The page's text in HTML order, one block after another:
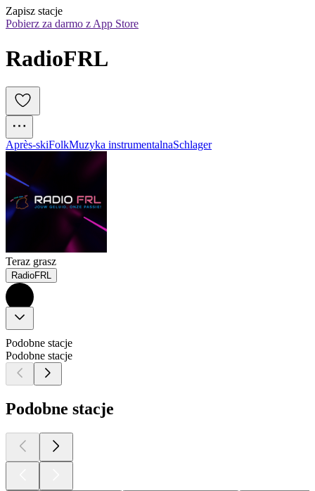
Zapisz stacje
Pobierz za darmo z App Store
RadioFRL
Après-skiFolkMuzyka instrumentalnaSchlager
Teraz grasz
RadioFRL
Podobne stacje
Podobne stacje
Podobne stacje